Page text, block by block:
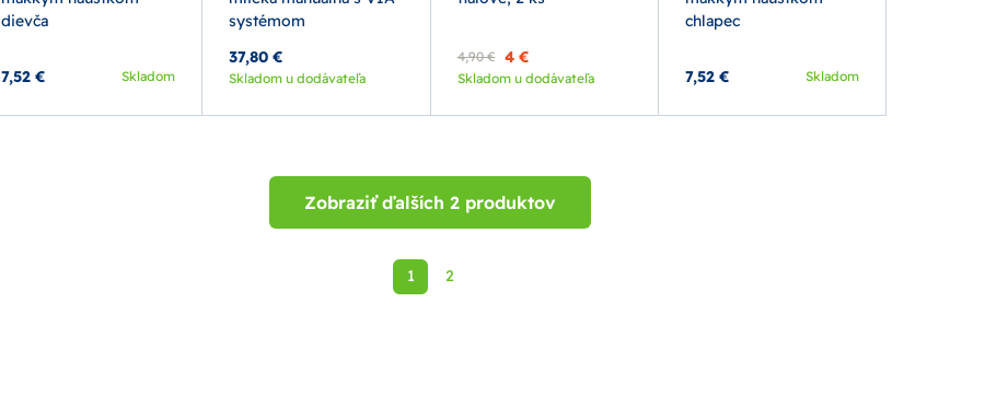
dievča
7,52 € Skladom
systémom
37,80 €
Skladom u dodávateľa
4,90 € 4 €
Skladom u dodávateľa
chlapec
7,52 € Skladom
Zobraziť ďalších 2 produktov
1 2